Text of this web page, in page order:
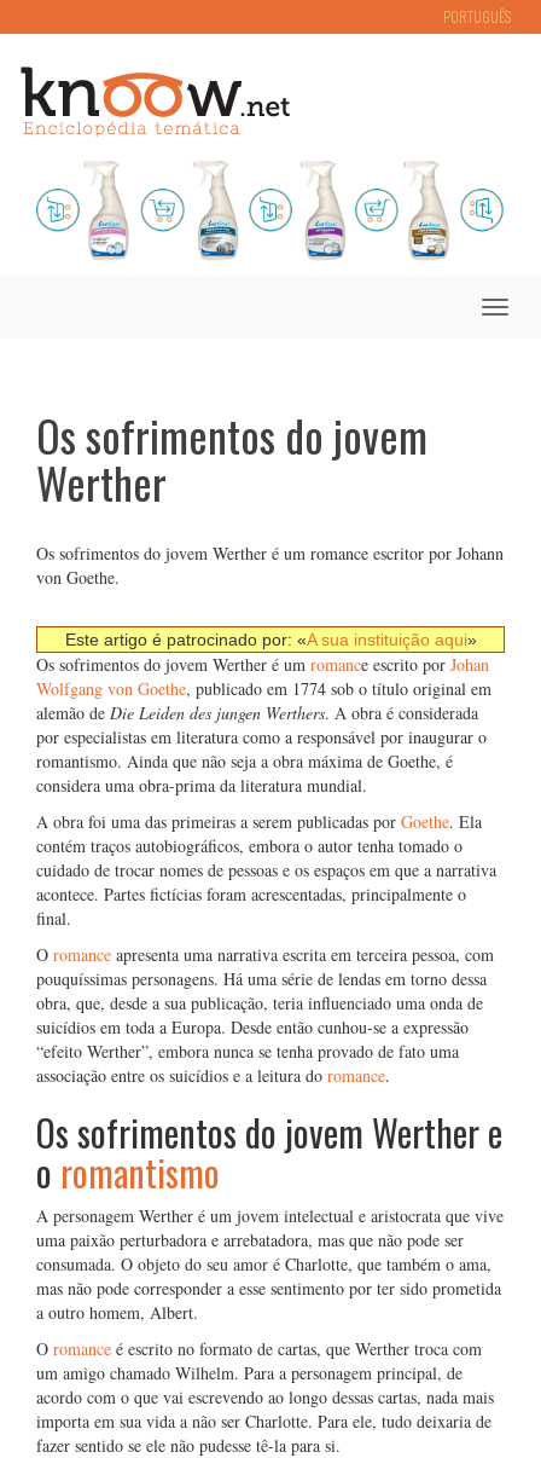
PORTUGUÊS
Toggle
Os sofrimentos do jovem
Werther
Os sofrimentos do jovem Werther é um romance escritor por Johann
von Goethe.
Este artigo é patrocinado por: «A sua instituição aqui»
Os sofrimentos do jovem Werther é um romance escrito por Johan
Wolfgang von Goethe, publicado em 1774 sob o título original em
alemão de Die Leiden des jungen Werthers. A obra é considerada
por especialistas em literatura como a responsável por inaugurar o
romantismo. Ainda que não seja a obra máxima de Goethe, é
considera uma obra-prima da literatura mundial.
A obra foi uma das primeiras a serem publicadas por Goethe. Ela
contém traços autobiográficos, embora o autor tenha tomado o
cuidado de trocar nomes de pessoas e os espaços em que a narrativa
acontece. Partes fictícias foram acrescentadas, principalmente o
final.
O romance apresenta uma narrativa escrita em terceira pessoa, com
pouquíssimas personagens. Há uma série de lendas em torno dessa
obra, que, desde a sua publicação, teria influenciado uma onda de
suicídios em toda a Europa. Desde então cunhou-se a expressão
“efeito Werther”, embora nunca se tenha provado de fato uma
associação entre os suicídios e a leitura do romance.
Os sofrimentos do jovem Werther e
o romantismo
A personagem Werther é um jovem intelectual e aristocrata que vive
uma paixão perturbadora e arrebatadora, mas que não pode ser
consumada. O objeto do seu amor é Charlotte, que também o ama,
mas não pode corresponder a esse sentimento por ter sido prometida
a outro homem, Albert.
O romance é escrito no formato de cartas, que Werther troca com
um amigo chamado Wilhelm. Para a personagem principal, de
acordo com o que vai escrevendo ao longo dessas cartas, nada mais
importa em sua vida a não ser Charlotte. Para ele, tudo deixaria de
fazer sentido se ele não pudesse tê-la para si.